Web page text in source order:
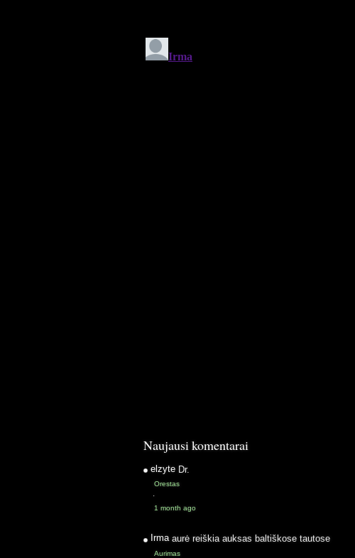
Naujausi komentarai
elzyte Dr.
Orestas
·
1 month ago
Irma aurė reiškia auksas baltiškose tautose
Aurimas